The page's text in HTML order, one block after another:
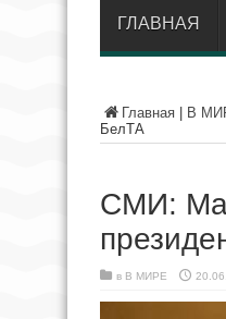
ГЛАВНАЯ
Главная В
БелТА
СМИ:
в В МИРЕ